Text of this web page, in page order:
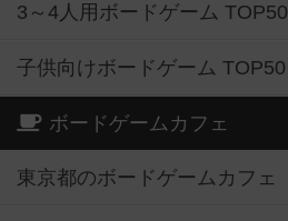
3～4人用ボードゲーム TOP50
子供向けボードゲーム TOP50
ボードゲームカフェ
東京都のボードゲームカフェ